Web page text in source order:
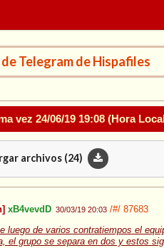
Telegram de Hispafiles
vez 24/06/19 19:08 (Hora
archivos (24)
xB4vevdD 30/03/19 20:03 /#/ 87683
luego de varios contratiempos el
el grupo se separa en dos y estos